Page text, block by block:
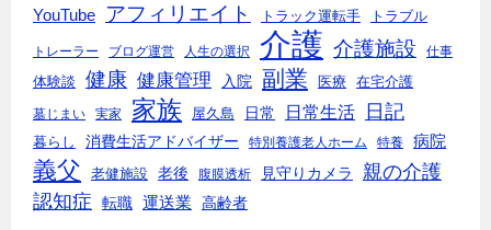
YouTube アフィリエイト トラック運転手 トラブル
トレーラー ブログ運営 人生の選択 介護 介護施設 仕事
体験談 健康 健康管理 入院 副業 医療 在宅介護
墓じまい 実家 家族 屋久島 日常 日常生活 日記
暮らし 消費生活アドバイザー 特別養護老人ホーム 特養 病院
義父 老健施設 老後 腹膜透析 見守りカメラ
親の介護
認知症
転職 運送業 高齢者